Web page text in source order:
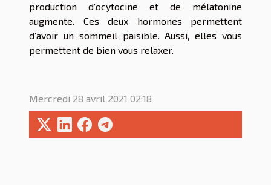
production d’ocytocine et de mélatonine
augmente. Ces deux hormones permettent
d’avoir un sommeil paisible. Aussi, elles vous
permettent de bien vous relaxer.
Mercredi 28 avril 2021 02:18